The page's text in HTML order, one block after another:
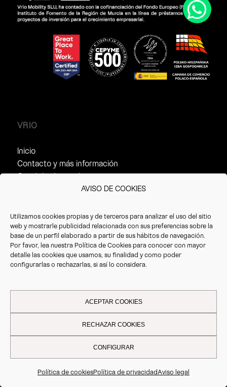
AVISO DE COOKIES
Utilizamos cookies propias y de terceros para analizar el uso del sitio
web y mostrarle publicidad relacionada con sus preferencias sobre la
base de un perfil elaborado a partir de sus hábitos de navegación.
Por favor, lea nuestra Política de Cookies para conocer con mayor
detalle las cookies que usamos, su finalidad y como poder
configurarlas o rechazarlas, si así lo considera.
ACEPTAR COOKIES
RECHAZAR COOKIES
CONFIGURAR
Política de cookiesPolítica de privacidadAviso legal
VRIO
Inicio
Contacto y más información
Canal de denuncias
SERVICIOS
Todos los servicios
Gestión de peajes
Tarjeta combustible
Reservas de Ferry y Túnel
Talonarios CMR personalizados
Ley de Salario Mínimo